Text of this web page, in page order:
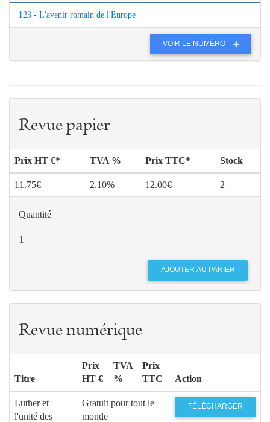
123 - L'avenir romain de l'Europe
VOIR LE NUMÉRO
Revue papier
Prix HT €* TVA % Prix TTC* Stock
11.75€ 2.10% 12.00€ 2
Quantité
Revue numérique
Titre
Prix
HT €
TVA
%
Prix
TTC
Action
Luther et
l'unité des
Gratuit pour tout le
monde
TÉLÉCHARGER